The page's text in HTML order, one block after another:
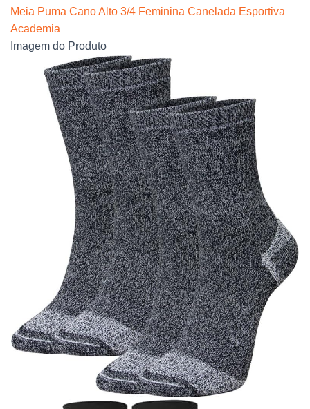
Meia Puma Cano Alto 3/4 Feminina Canelada Esportiva
Academia
Imagem do Produto